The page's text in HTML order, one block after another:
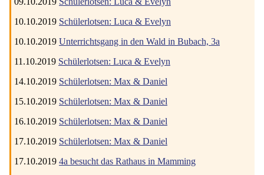
10.10.2019 Schülerlotsen: Luca & Evelyn
10.10.2019 Unterrichtsgang in den Wald in Bubach, 3a
11.10.2019 Schülerlotsen: Luca & Evelyn
14.10.2019 Schülerlotsen: Max & Daniel
15.10.2019 Schülerlotsen: Max & Daniel
16.10.2019 Schülerlotsen: Max & Daniel
17.10.2019 Schülerlotsen: Max & Daniel
17.10.2019 4a besucht das Rathaus in Mamming